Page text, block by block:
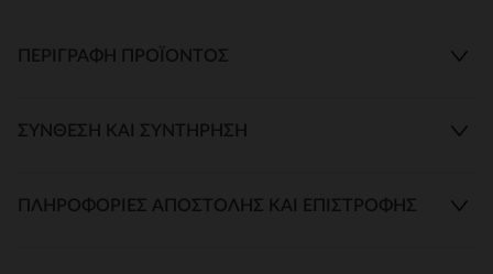
ΠΕΡΙΓΡΑΦΉ ΠΡΟΪΌΝΤΟΣ
ΣΎΝΘΕΣΗ ΚΑΙ ΣΥΝΤΉΡΗΣΗ
ΠΛΗΡΟΦΟΡΊΕΣ ΑΠΟΣΤΟΛΉΣ ΚΑΙ ΕΠΙΣΤΡΟΦΉΣ